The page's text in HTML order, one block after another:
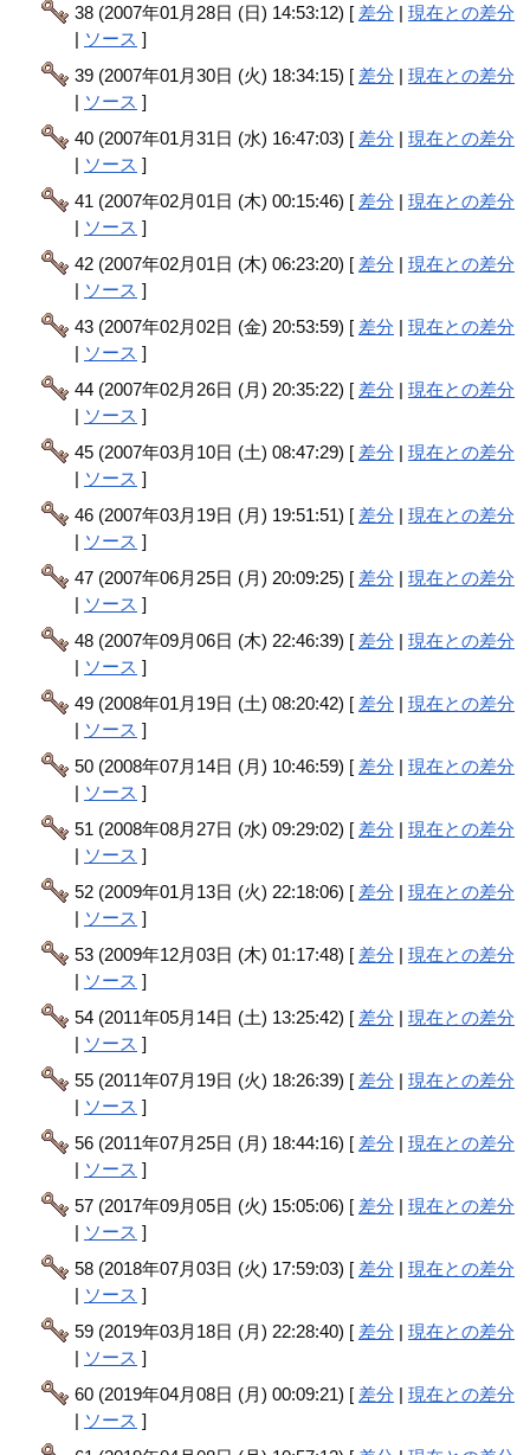
38 (2007年01月28日 (日) 14:53:12) [ 差分 |現在との差分
| ソース ]
39 (2007年01月30日 (火) 18:34:15) [ 差分 |現在との差分
| ソース ]
40 (2007年01月31日 (水) 16:47:03) [ 差分 |現在との差分
| ソース ]
41 (2007年02月01日 (木) 00:15:46) [ 差分 |現在との差分
| ソース ]
42 (2007年02月01日 (木) 06:23:20) [ 差分 |現在との差分
| ソース ]
43 (2007年02月02日 (金) 20:53:59) [ 差分 |現在との差分
| ソース ]
44 (2007年02月26日 (月) 20:35:22) [ 差分 |現在との差分
| ソース ]
45 (2007年03月10日 (土) 08:47:29) [ 差分 |現在との差分
| ソース ]
46 (2007年03月19日 (月) 19:51:51) [ 差分 |現在との差分
| ソース ]
47 (2007年06月25日 (月) 20:09:25) [ 差分 |現在との差分
| ソース ]
48 (2007年09月06日 (木) 22:46:39) [ 差分 |現在との差分
| ソース ]
49 (2008年01月19日 (土) 08:20:42) [ 差分 |現在との差分
| ソース ]
50 (2008年07月14日 (月) 10:46:59) [ 差分 |現在との差分
| ソース ]
51 (2008年08月27日 (水) 09:29:02) [ 差分 |現在との差分
| ソース ]
52 (2009年01月13日 (火) 22:18:06) [ 差分 |現在との差分
| ソース ]
53 (2009年12月03日 (木) 01:17:48) [ 差分 |現在との差分
| ソース ]
54 (2011年05月14日 (土) 13:25:42) [ 差分 |現在との差分
| ソース ]
55 (2011年07月19日 (火) 18:26:39) [ 差分 |現在との差分
| ソース ]
56 (2011年07月25日 (月) 18:44:16) [ 差分 |現在との差分
| ソース ]
57 (2017年09月05日 (火) 15:05:06) [ 差分 |現在との差分
| ソース ]
58 (2018年07月03日 (火) 17:59:03) [ 差分 |現在との差分
| ソース ]
59 (2019年03月18日 (月) 22:28:40) [ 差分 |現在との差分
| ソース ]
60 (2019年04月08日 (月) 00:09:21) [ 差分 |現在との差分
| ソース ]